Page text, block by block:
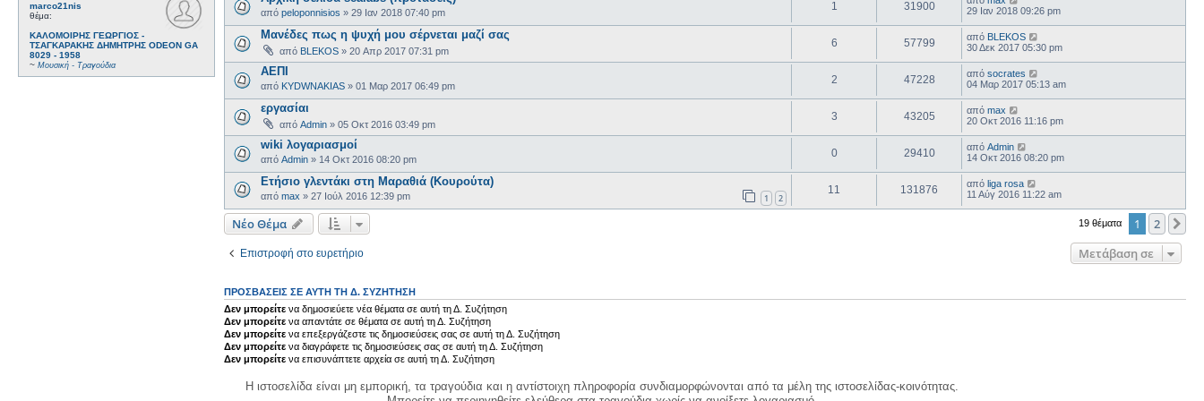
marco21nis
θέμα:
ΚΑΛΟΜΟΙΡΗΣ ΓΕΩΡΓΙΟΣ -
ΤΣΑΓΚΑΡΑΚΗΣ ΔΗΜΗΤΡΗΣ ODEON GA
8029 - 1958
~ Μουσική - Τραγούδια
από peloponnisios » 29 Ιαν 2018 07:40 pm
1 31900
29 Ιαν 2018 09:26 pm
Μανέδες πως η ψυχή μου σέρνεται μαζί σας
από BLEKOS » 20 Απρ 2017 07:31 pm
6 57799 από BLEKOS
30 Δεκ 2017 05:30 pm
ΑΕΠΙ
από KYDWNAKIAS » 01 Μαρ 2017 06:49 pm
2 47228 από socrates
04 Μαρ 2017 05:13 am
εργασίαι
από Admin » 05 Οκτ 2016 03:49 pm
3 43205 από max
20 Οκτ 2016 11:16 pm
wiki λογαριασμοί
από Admin » 14 Οκτ 2016 08:20 pm
0 29410 από Admin
14 Οκτ 2016 08:20 pm
Ετήσιο γλεντάκι στη Μαραθιά (Κουρούτα)
από max » 27 Ιούλ 2016 12:39 pm 1 2
11 131876 από liga rosa
11 Αύγ 2016 11:22 am
Νέο Θέμα 19 θέματα 1 2
Επιστροφή στο ευρετήριο Μετάβαση σε
ΠΡΟΣΒΆΣΕΙΣ ΣΕ ΑΥΤΉ ΤΗ Δ. ΣΥΖΉΤΗΣΗ
Δεν μπορείτε να δημοσιεύετε νέα θέματα σε αυτή τη Δ. Συζήτηση
Δεν μπορείτε να απαντάτε σε θέματα σε αυτή τη Δ. Συζήτηση
Δεν μπορείτε να επεξεργάζεστε τις δημοσιεύσεις σας σε αυτή τη Δ. Συζήτηση
Δεν μπορείτε να διαγράφετε τις δημοσιεύσεις σας σε αυτή τη Δ. Συζήτηση
Δεν μπορείτε να επισυνάπτετε αρχεία σε αυτή τη Δ. Συζήτηση
Η ιστοσελίδα είναι μη εμπορική, τα τραγούδια και η αντίστοιχη πληροφορία συνδιαμορφώνονται από τα μέλη της ιστοσελίδας-κοινότητας.